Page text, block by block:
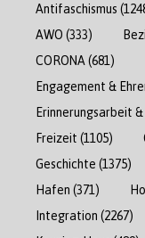
Antifaschismus
AWO (333)
CORONA (681)
Engagement &
Erinnerungsarbeit
Freizeit (1105)
Geschichte (1375)
Hafen (371)
Integration (2267)